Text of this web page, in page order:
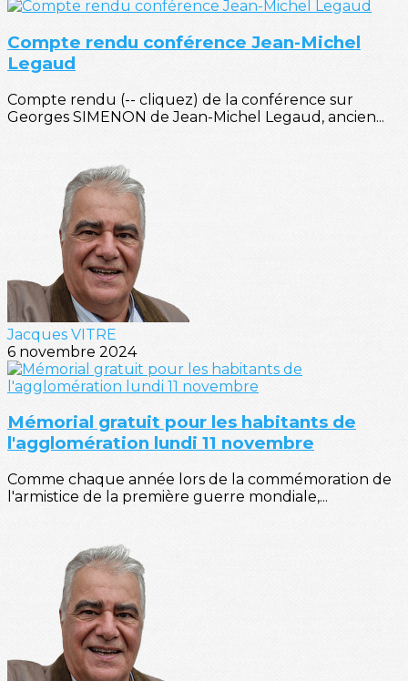
Compte rendu conférence Jean-Michel
Legaud
Compte rendu (-- cliquez) de la conférence sur
Georges SIMENON de Jean-Michel Legaud, ancien...
Jacques VITRE
6 novembre 2024
Mémorial gratuit pour les habitants de
l'agglomération lundi 11 novembre
Comme chaque année lors de la commémoration de
l'armistice de la première guerre mondiale,...